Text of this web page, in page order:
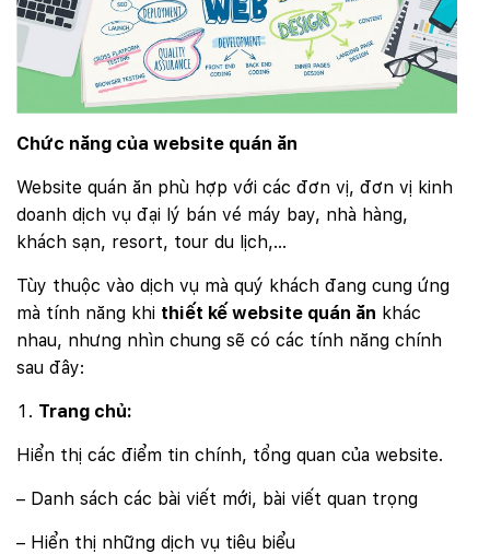
Chức năng của website quán ăn
Website quán ăn phù hợp với các đơn vị, đơn vị kinh
doanh dịch vụ đại lý bán vé máy bay, nhà hàng,
khách sạn, resort, tour du lịch,…
Tùy thuộc vào dịch vụ mà quý khách đang cung ứng
mà tính năng khi thiết kế website quán ăn khác
nhau, nhưng nhìn chung sẽ có các tính năng chính
sau đây:
Trang chủ:
Hiển thị các điểm tin chính, tổng quan của website.
– Danh sách các bài viết mới, bài viết quan trọng
– Hiển thị những dịch vụ tiêu biểu